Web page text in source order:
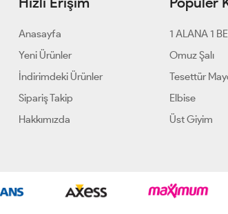
Anasayfa
Yeni Ürünler
İndirimdeki Ürünler
Sipariş Takip
Hakkımızda
1 ALANA 1
Omuz Şalı
Tesettür
Elbise
Üst Giyim